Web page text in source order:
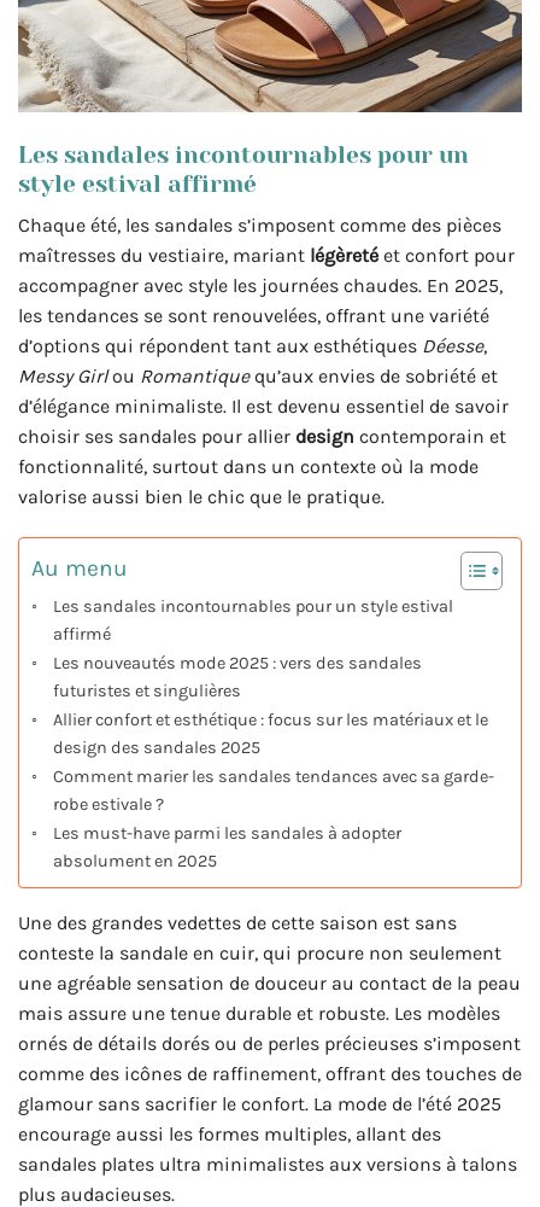
Les sandales incontournables pour un
style estival affirmé
Chaque été, les sandales s’imposent comme des pièces
maîtresses du vestiaire, mariant légèreté et confort pour
accompagner avec style les journées chaudes. En 2025,
les tendances se sont renouvelées, offrant une variété
d’options qui répondent tant aux esthétiques Déesse,
Messy Girlou Romantiquequ’aux envies de sobriété et
d’élégance minimaliste. Il est devenu essentiel de savoir
choisir ses sandales pour allier design contemporain et
fonctionnalité, surtout dans un contexte où la mode
valorise aussi bien le chic que le pratique.
Au menu
Les sandales incontournables pour un style estival
affirmé
Les nouveautés mode 2025 : vers des sandales
futuristes et singulières
Allier confort et esthétique : focus sur les matériaux et le
design des sandales 2025
Comment marier les sandales tendances avec sa garde-
robe estivale ?
Les must-have parmi les sandales à adopter
absolument en 2025
Une des grandes vedettes de cette saison est sans
conteste la sandale en cuir, qui procure non seulement
une agréable sensation de douceur au contact de la peau
mais assure une tenue durable et robuste. Les modèles
ornés de détails dorés ou de perles précieuses s’imposent
comme des icônes de raffinement, offrant des touches de
glamour sans sacrifier le confort. La mode de l’été 2025
encourage aussi les formes multiples, allant des
sandales plates ultra minimalistes aux versions à talons
plus audacieuses.